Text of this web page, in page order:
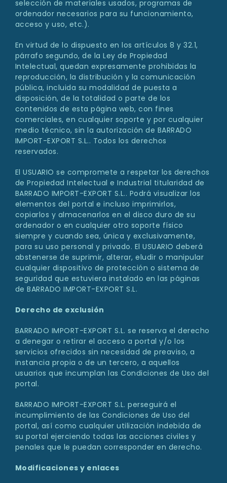
selección de materiales usados, programas de
ordenador necesarios para su funcionamiento,
acceso y uso, etc.).
En virtud de lo dispuesto en los artículos 8 y 32.1,
párrafo segundo, de la Ley de Propiedad
Intelectual, quedan expresamente prohibidas la
reproducción, la distribución y la comunicación
pública, incluida su modalidad de puesta a
disposición, de la totalidad o parte de los
contenidos de esta página web, con fines
comerciales, en cualquier soporte y por cualquier
medio técnico, sin la autorización de BARRADO
IMPORT-EXPORT S.L.. Todos los derechos
reservados.
El USUARIO se compromete a respetar los derechos
de Propiedad Intelectual e Industrial titularidad de
BARRADO IMPORT-EXPORT S.L.. Podrá visualizar los
elementos del portal e incluso imprimirlos,
copiarlos y almacenarlos en el disco duro de su
ordenador o en cualquier otro soporte físico
siempre y cuando sea, única y exclusivamente,
para su uso personal y privado. El USUARIO deberá
abstenerse de suprimir, alterar, eludir o manipular
cualquier dispositivo de protección o sistema de
seguridad que estuviera instalado en las páginas
de BARRADO IMPORT-EXPORT S.L.
Derecho de exclusión
BARRADO IMPORT-EXPORT S.L. se reserva el derecho
a denegar o retirar el acceso a portal y/o los
servicios ofrecidos sin necesidad de preaviso, a
instancia propia o de un tercero, a aquellos
usuarios que incumplan las Condiciones de Uso del
portal.
BARRADO IMPORT-EXPORT S.L. perseguirá el
incumplimiento de las Condiciones de Uso del
portal, así como cualquier utilización indebida de
su portal ejerciendo todas las acciones civiles y
penales que le puedan corresponder en derecho.
Modificaciones y enlaces